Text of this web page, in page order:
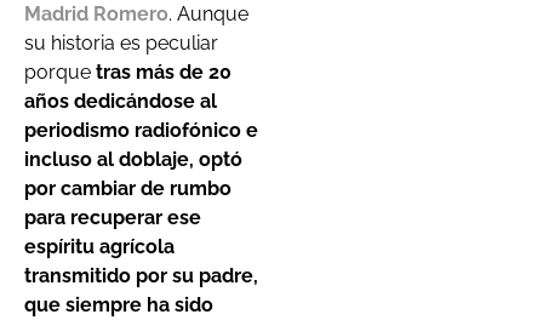
Madrid Romero. Aunque
su historia es peculiar
porque tras más de 20
años dedicándose al
periodismo radiofónico e
incluso al doblaje, optó
por cambiar de rumbo
para recuperar ese
espíritu agrícola
transmitido por su padre,
que siempre ha sido